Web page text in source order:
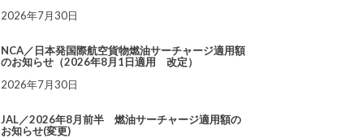
2026年7月30日
NCA／日本発国際航空貨物燃油サーチャージ適用額
のお知らせ（2026年8月1日適用 改定）
2026年7月30日
JAL／2026年8月前半 燃油サーチャージ適用額の
お知らせ(変更)